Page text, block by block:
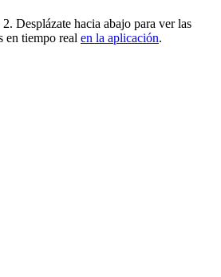
Desplázate hacia abajo para ver las
en tiempo real en la aplicación.